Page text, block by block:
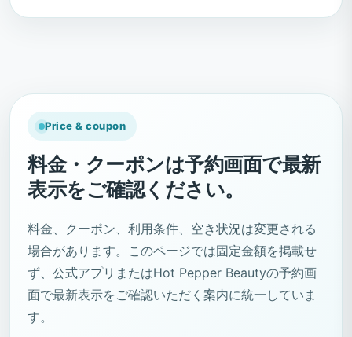
Price & coupon
料金・クーポンは予約画面で最新
表示をご確認ください。
料金、クーポン、利用条件、空き状況は変更される
場合があります。このページでは固定金額を掲載せ
ず、公式アプリまたはHot Pepper Beautyの予約画
面で最新表示をご確認いただく案内に統一していま
す。